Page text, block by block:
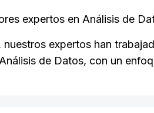
expertos en Análisis de
nuestros expertos han
de Datos, con un